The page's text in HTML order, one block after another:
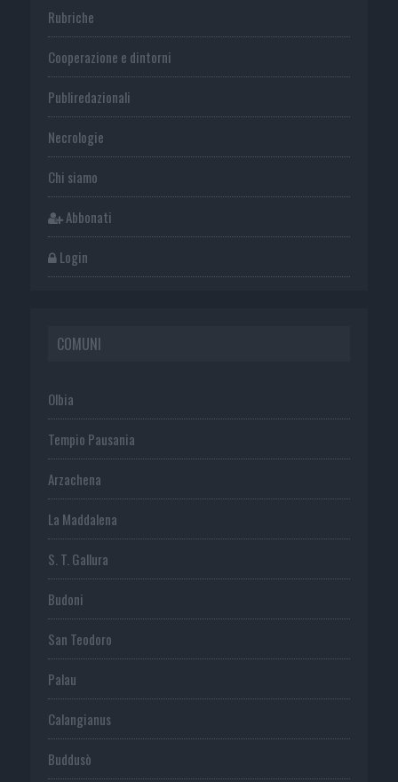
Rubriche
Cooperazione e dintorni
Publiredazionali
Necrologie
Chi siamo
Abbonati
Login
COMUNI
Olbia
Tempio Pausania
Arzachena
La Maddalena
S. T. Gallura
Budoni
San Teodoro
Palau
Calangianus
Buddusò